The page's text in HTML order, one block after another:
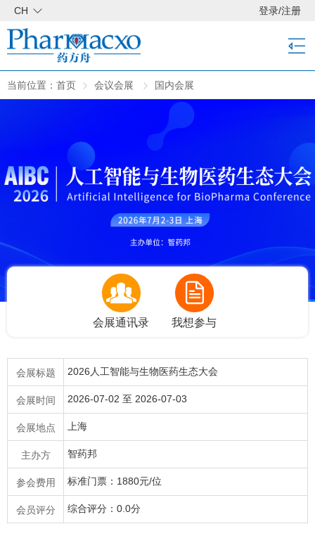
CH 登录/注册
当前位置： 首页 会议会展 国内会展
会展通讯录 我想参与
会展标题 2026人工智能与生物医药生态大会
会展时间 2026-07-02 至 2026-07-03
会展地点 上海
主办方 智药邦
参会费用 标准门票：1880元/位
会员评分 综合评分：0.0分